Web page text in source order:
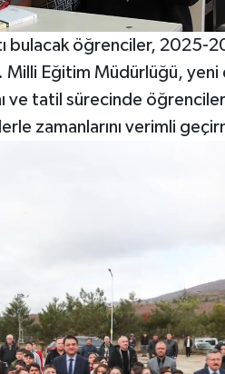
bulacak öğrenciler,
Milli Eğitim Müdürlüğü, yeni
ve tatil sürecinde
zamanlarını verimli